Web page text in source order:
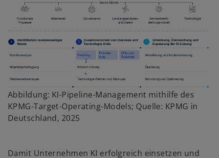
Abbildung: KI-Pipeline-Management mithilfe des
KPMG-Target-Operating-Models; Quelle: KPMG in
Deutschland, 2025
Damit Unternehmen KI erfolgreich einsetzen und